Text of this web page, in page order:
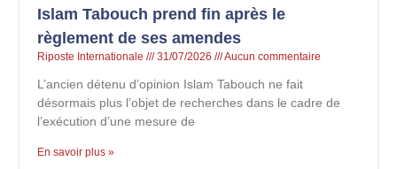
Islam Tabouch prend fin après le
règlement de ses amendes
Riposte Internationale 31/07/2026 Aucun commentaire
L’ancien détenu d’opinion Islam Tabouch ne fait
désormais plus l’objet de recherches dans le cadre de
l’exécution d’une mesure de
En savoir plus »